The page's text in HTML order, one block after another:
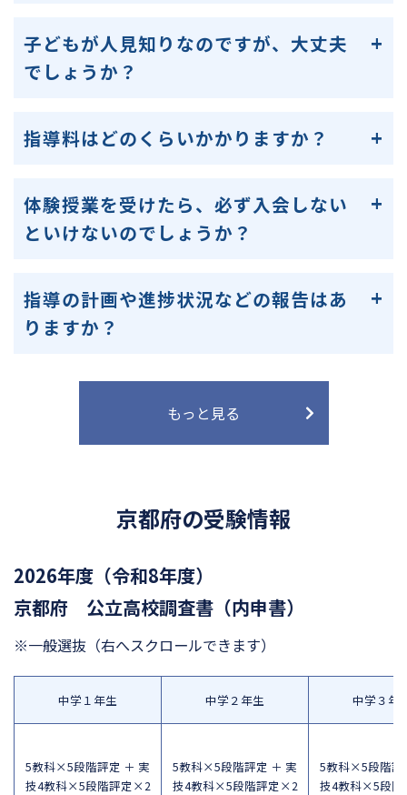
子どもが人見知りなのですが、大丈夫
でしょうか？
指導料はどのくらいかかりますか？
体験授業を受けたら、必ず入会しない
といけないのでしょうか？
指導の計画や進捗状況などの報告はあ
りますか？
もっと見る
京都府の受験情報
2026年度（令和8年度）
京都府 公立高校調査書（内申書）
※一般選抜 （右へスクロールできます）
中学１年生
5教科×5段階評定 ＋ 実
技4教科×5段階評定×2
中学２年生
5教科×5段階評定 ＋ 実
技4教科×5段階評定×2
中学３年
5教科×5段階評
技4教科×5段